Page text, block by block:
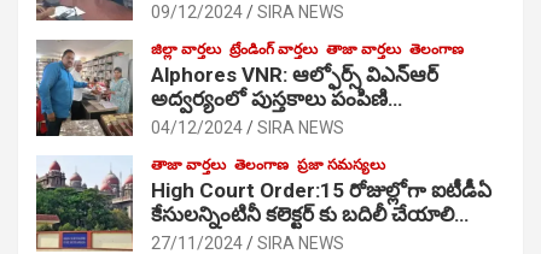
09/12/2024 SIRA NEWS
జిల్లా వార్తలు ట్రేండింగ్ వార్తలు తాజా వార్తలు తెలంగాణ
Alphores VNR: ఆల్ఫోర్స్ విఎన్ఆర్
అద్వర్యంలో పుస్తకాలు పంపిణి…
04/12/2024 SIRA NEWS
తాజా వార్తలు తెలంగాణ ప్రజా సమస్యలు
High Court Order:15 రోజుల్లోగా ఐటీడీఏ
కేసులన్నింటినీ కలెక్టర్ కు బదిలీ చేయాలి…
27/11/2024 SIRA NEWS